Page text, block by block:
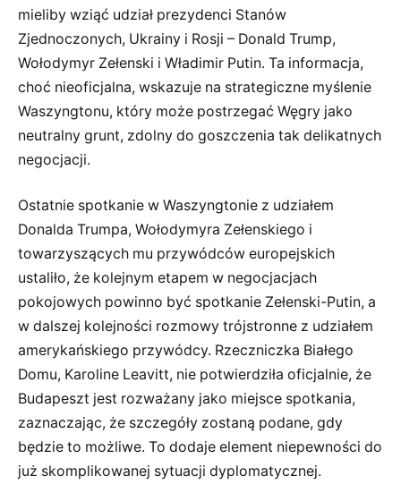
mieliby wziąć udział prezydenci Stanów
Zjednoczonych, Ukrainy i Rosji – Donald Trump,
Wołodymyr Zełenski i Władimir Putin. Ta informacja,
choć nieoficjalna, wskazuje na strategiczne myślenie
Waszyngtonu, który może postrzegać Węgry jako
neutralny grunt, zdolny do goszczenia tak delikatnych
negocjacji.
Ostatnie spotkanie w Waszyngtonie z udziałem
Donalda Trumpa, Wołodymyra Zełenskiego i
towarzyszących mu przywódców europejskich
ustaliło, że kolejnym etapem w negocjacjach
pokojowych powinno być spotkanie Zełenski-Putin, a
w dalszej kolejności rozmowy trójstronne z udziałem
amerykańskiego przywódcy. Rzeczniczka Białego
Domu, Karoline Leavitt, nie potwierdziła oficjalnie, że
Budapeszt jest rozważany jako miejsce spotkania,
zaznaczając, że szczegóły zostaną podane, gdy
będzie to możliwe. To dodaje element niepewności do
już skomplikowanej sytuacji dyplomatycznej.